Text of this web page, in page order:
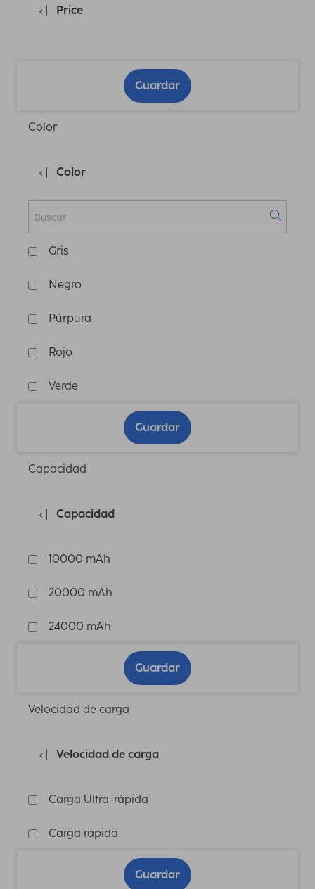
Price
Guardar
Color
Color
Gris
Negro
Púrpura
Rojo
Verde
Guardar
Capacidad
Capacidad
10000 mAh
20000 mAh
24000 mAh
Guardar
Velocidad de carga
Velocidad de carga
Carga Ultra-rápida
Carga rápida
Guardar